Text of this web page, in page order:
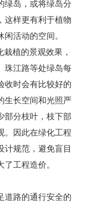
绿岛，或将绿岛分
这样更有利于植物
活动的空间。
植的景观效果，
珠江路等处绿岛每
收时会有比较好的
生长空间和光照严
部分枝叶，枝下部
。因此在绿化工程
计规范，避免盲目
工程造价。
路的通行安全的